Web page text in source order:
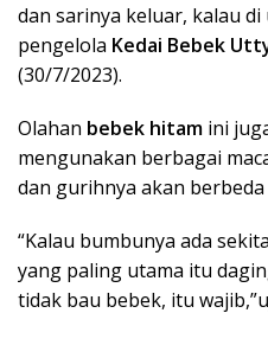
dan sarinya keluar, kalau
pengelola Kedai Bebek
(30/7/2023).
Olahan bebek hitam ini
mengunakan berbagai
dan gurihnya akan
“Kalau bumbunya ada
yang paling utama itu
tidak bau bebek, itu